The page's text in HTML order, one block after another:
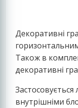
Декоративні
Також в
декоративні
внутрішніми